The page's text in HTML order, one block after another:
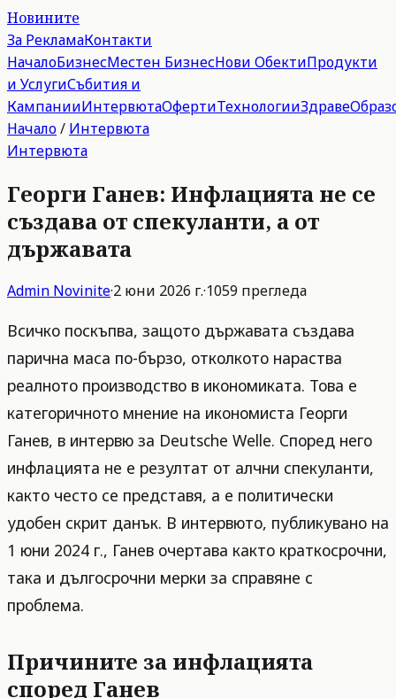
Новините
За РекламаКонтакти
НачалоБизнесМестен БизнесНови ОбектиПродукти
и УслугиСъбития и
КампанииИнтервютаОфертиТехнологииЗдраве
Начало/ Интервюта
Интервюта
Георги Ганев: Инфлацията не се
създава от спекуланти, а от
държавата
Admin Novinite·2 юни 2026 г.·1059 прегледа
Всичко поскъпва, защото държавата създава
парична маса по-бързо, отколкото нараства
реалното производство в икономиката. Това е
категоричното мнение на икономиста Георги
Ганев, в интервю за Deutsche Welle. Според него
инфлацията не е резултат от алчни спекуланти,
както често се представя, а е политически
удобен скрит данък. В интервюто, публикувано на
1 юни 2024 г., Ганев очертава както краткосрочни,
така и дългосрочни мерки за справяне с
проблема.
Причините за инфлацията
според Ганев